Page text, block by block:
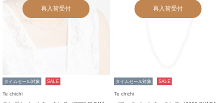
再入荷受付
タイムセール対象 SALE
Te chichi
再入荷受付
タイムセール対象 SALE
Te chichi